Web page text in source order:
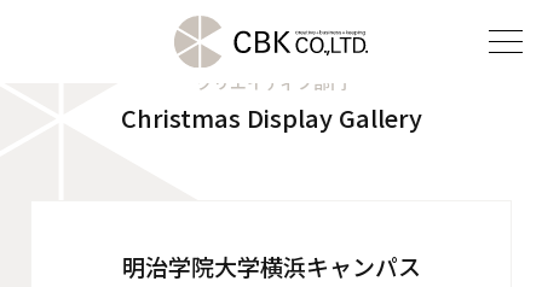
建装部門
クリエイティブ部門
Christmas Display Gallery
明治学院大学横浜キャンパス